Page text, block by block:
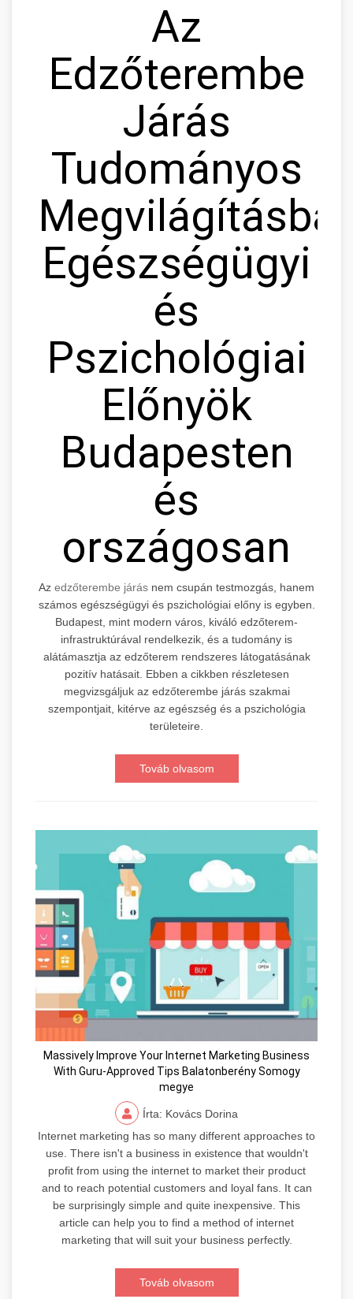
Az
Edzőterembe
Járás
Tudományos
Egészségügyi
és
Pszichológiai
Előnyök
Budapesten
és
országosan
Az edzőterembe járás nem csupán testmozgás, hanem
számos egészségügyi és pszichológiai előny is egyben.
Budapest, mint modern város, kiváló edzőterem-
infrastruktúrával rendelkezik, és a tudomány is
alátámasztja az edzőterem rendszeres látogatásának
pozitív hatásait. Ebben a cikkben részletesen
megvizsgáljuk az edzőterembe járás szakmai
szempontjait, kitérve az egészség és a pszichológia
területeire.
Továb olvasom
Massively Improve Your Internet Marketing Business
With Guru-Approved Tips Balatonberény Somogy
megye
Írta: Kovács Dorina
Internet marketing has so many different approaches to
use. There isn't a business in existence that wouldn't
profit from using the internet to market their product
and to reach potential customers and loyal fans. It can
be surprisingly simple and quite inexpensive. This
article can help you to find a method of internet
marketing that will suit your business perfectly.
Továb olvasom